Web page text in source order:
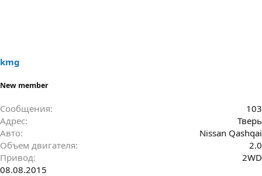
kmg
New member
Сообщения
103
Адрес
Тверь
Авто
Nissan Qashqai
Объем двигателя
2.0
Привод
2WD
08.08.2015